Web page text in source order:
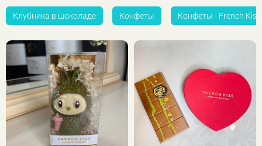
Клубника в шоколаде Конфеты Конфеты - French Kiss